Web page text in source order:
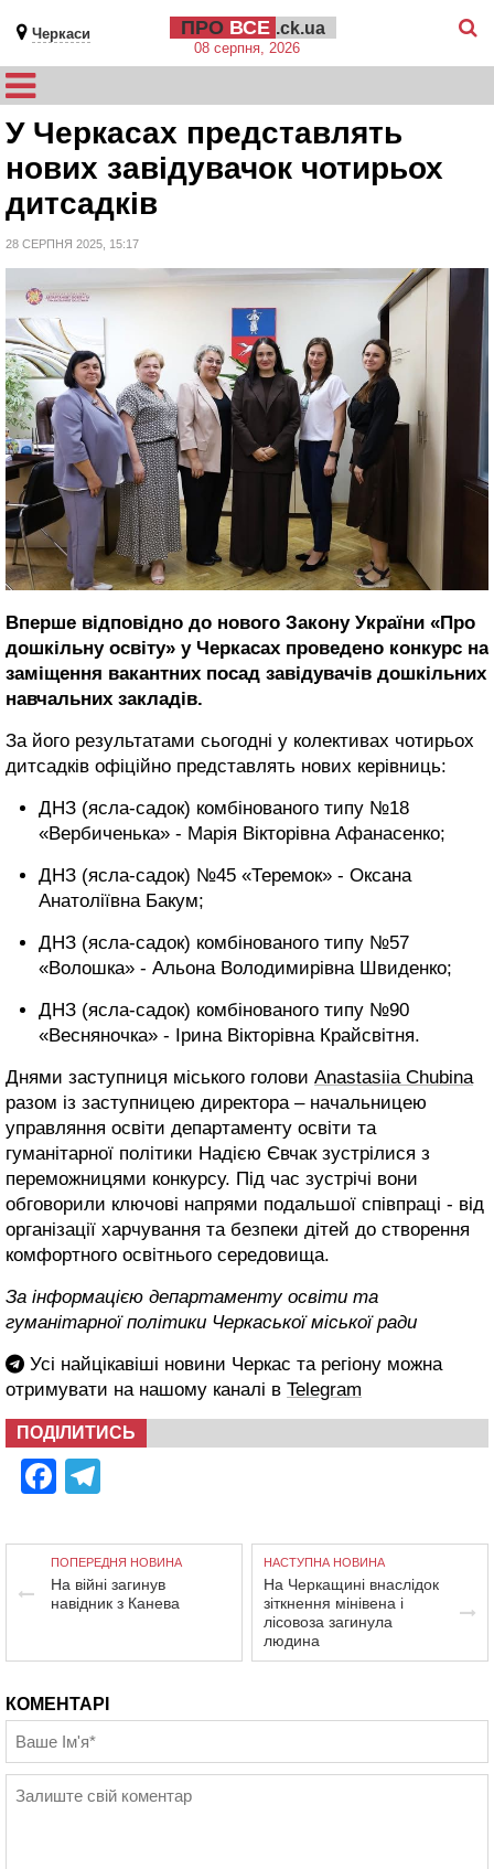
Черкаси ПРО ВСЕ .ck.ua
08 серпня, 2026
У Черкасах представлять
нових завідувачок чотирьох
дитсадків
28 СЕРПНЯ 2025, 15:17
Вперше відповідно до нового Закону України «Про
дошкільну освіту» у Черкасах проведено конкурс на
заміщення вакантних посад завідувачів дошкільних
навчальних закладів.
За його результатами сьогодні у колективах чотирьох
дитсадків офіційно представлять нових керівниць:
ДНЗ (ясла-садок) комбінованого типу №18
«Вербиченька» - Марія Вікторівна Афанасенко;
ДНЗ (ясла-садок) №45 «Теремок» - Оксана
Анатоліївна Бакум;
ДНЗ (ясла-садок) комбінованого типу №57
«Волошка» - Альона Володимирівна Швиденко;
ДНЗ (ясла-садок) комбінованого типу №90
«Весняночка» - Ірина Вікторівна Крайсвітня.
Днями заступниця міського голови Anastasiia Chubina
разом із заступницею директора – начальницею
управляння освіти департаменту освіти та
гуманітарної політики Надією Євчак зустрілися з
переможницями конкурсу. Під час зустрічі вони
обговорили ключові напрями подальшої співпраці - від
організації харчування та безпеки дітей до створення
комфортного освітнього середовища.
За інформацією департаменту освіти та
гуманітарної політики Черкаської міської ради
Усі найцікавіші новини Черкас та регіону можна
отримувати на нашому каналі в Telegram
ПОДІЛИТИСЬ
Facebook
ПОПЕРЕДНЯ НОВИНА
На війні загинув
навідник з Канева
НАСТУПНА НОВИНА
На Черкащині внаслідок
зіткнення мінівена і
лісовоза загинула
людина
КОМЕНТАРІ